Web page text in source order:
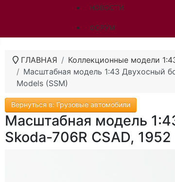
НОВОСТИ
ФОРУМ
ГЛАВНАЯ Коллекционные модели
Масштабная модель 1:43 Двухосный
Models (SSM)
Вернуться в: Грузовые автомобили
Масштабная модель
Skoda-706R CSAD,